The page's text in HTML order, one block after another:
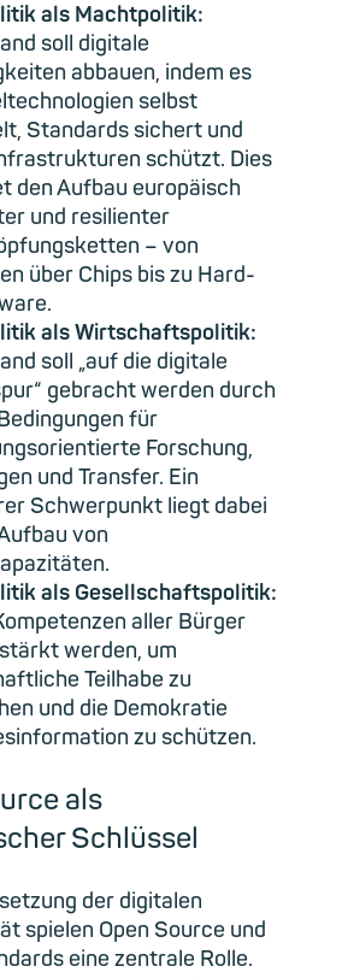
als Machtpolitik:
soll digitale
abbauen, indem es
selbst
Standards sichert und
schützt. Dies
den Aufbau europäisch
und resilienter
– von
über Chips bis zu Hard-
als Wirtschaftspolitik:
soll „auf die digitale
gebracht werden durch
für
Forschung,
und Transfer. Ein
Schwerpunkt liegt dabei
von
als Gesellschaftspolitik:
aller Bürger
werden, um
Teilhabe zu
und die Demokratie
zu schützen.
als
Schlüssel
der digitalen
spielen Open Source und
eine zentrale Rolle.